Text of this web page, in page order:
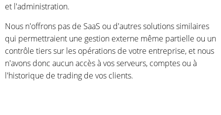
et l'administration.
Nous n'offrons pas de SaaS ou d'autres solutions similaires
qui permettraient une gestion externe même partielle ou un
contrôle tiers sur les opérations de votre entreprise, et nous
n'avons donc aucun accès à vos serveurs, comptes ou à
l'historique de trading de vos clients.